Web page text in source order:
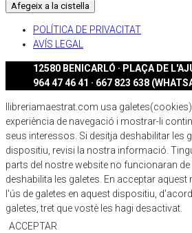
Afegeix a la cistella
POLÍTICA DE PRIVACITAT
AVÍS LEGAL
12580 BENICARLÓ · PLAÇA DE
964 47 46 41 · 667 823 638
llibreriamaestrat.com usa
experiència de navegació i mostrar-li
seus interessos. Si desitja deshabilitar les
dispositiu, revisi la nostra informació.
parts del nostre website no funcionaran
deshabilita les galetes. En acceptar
l'ús de galetes en aquest dispositiu,
galetes, tret que vostè les hagi desactivat.
ACCEPTAR